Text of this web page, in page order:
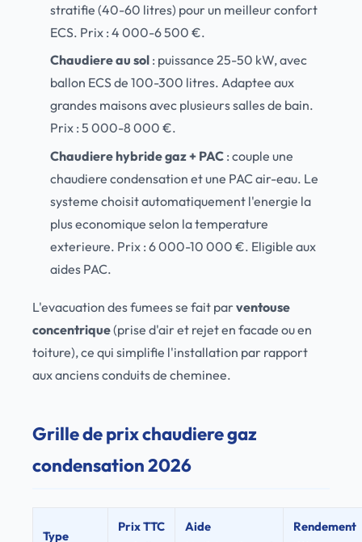
stratifie (40-60 litres) pour un meilleur confort
ECS. Prix : 4 000-6 500 €.
Chaudiere au sol : puissance 25-50 kW, avec
ballon ECS de 100-300 litres. Adaptee aux
grandes maisons avec plusieurs salles de bain.
Prix : 5 000-8 000 €.
Chaudiere hybride gaz + PAC : couple une
chaudiere condensation et une PAC air-eau. Le
systeme choisit automatiquement l'energie la
plus economique selon la temperature
exterieure. Prix : 6 000-10 000 €. Eligible aux
aides PAC.
L'evacuation des fumees se fait parventouse
concentrique(prise d'air et rejet en facade ou en
toiture), ce qui simplifie l'installation par rapport
aux anciens conduits de cheminee.
Grille de prix chaudiere gaz
condensation 2026
Type
Prix TTC
Aide
Rendement